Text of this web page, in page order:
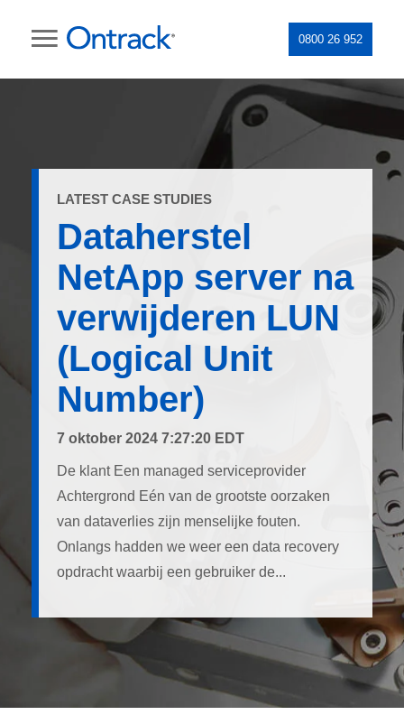
0800 26 952
LATEST CASE STUDIES
Dataherstel
NetApp server na
verwijderen LUN
(Logical Unit
Number)
7 oktober 2024 7:27:20 EDT
De klant Een managed serviceprovider
Achtergrond Eén van de grootste oorzaken
van dataverlies zijn menselijke fouten.
Onlangs hadden we weer een data recovery
opdracht waarbij een gebruiker de...